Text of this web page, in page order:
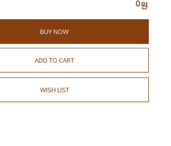
0원
BUY NOW
ADD TO CART
WISH LIST